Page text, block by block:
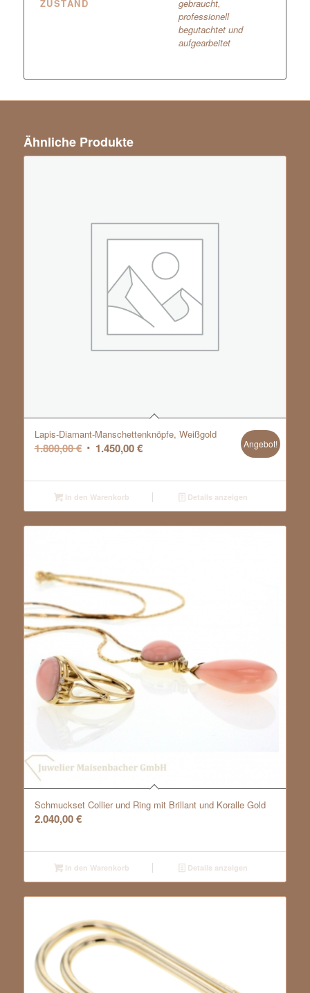
ZUSTAND
gebraucht,
professionell
begutachtet und
aufgearbeitet
Ähnliche Produkte
Lapis-Diamant-Manschettenknöpfe, Weißgold
1.800,00€ Ursprünglicher
war:
1.800,00 €
1.450,00€Aktueller
ist:
1.450,00 €.
Angebot!
In den Warenkorb Details anzeigen
Schmuckset Collier und Ring mit Brillant und Koralle Gold
2.040,00€
In den Warenkorb Details anzeigen